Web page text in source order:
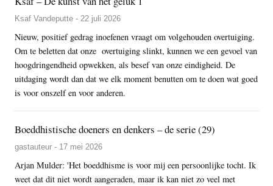
Ksaf Vandeputte - 22 juli 2026
Nieuw, positief gedrag inoefenen vraagt om volgehouden overtuiging.
Om te beletten dat onze overtuiging slinkt, kunnen we een gevoel van
hoogdringendheid opwekken, als besef van onze eindigheid. De
uitdaging wordt dan dat we elk moment benutten om te doen wat goed
is voor onszelf en voor anderen.
Boeddhistische doeners en denkers – de serie (29)
gastauteur - 17 mei 2026
Arjan Mulder: 'Het boeddhisme is voor mij een persoonlijke tocht. Ik
weet dat dit niet wordt aangeraden, maar ik kan niet zo veel met